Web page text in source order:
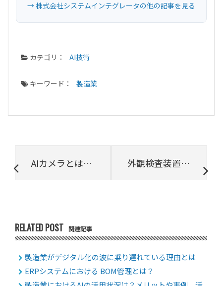
→ 株式会社システムインテグレータの他の記事を見る
カテゴリ： AI技術
キーワード： 製造業
AIカメラとは？導入のメリットや基本的な機能もご紹介 外観検査装置とは？メリットや検査の特徴は？導入事例やおすすめ製品も紹介
RELATED POST 関連記事
製造業がデジタル化の波に乗り遅れている理由とは
ERPシステムにおける BOM管理とは？